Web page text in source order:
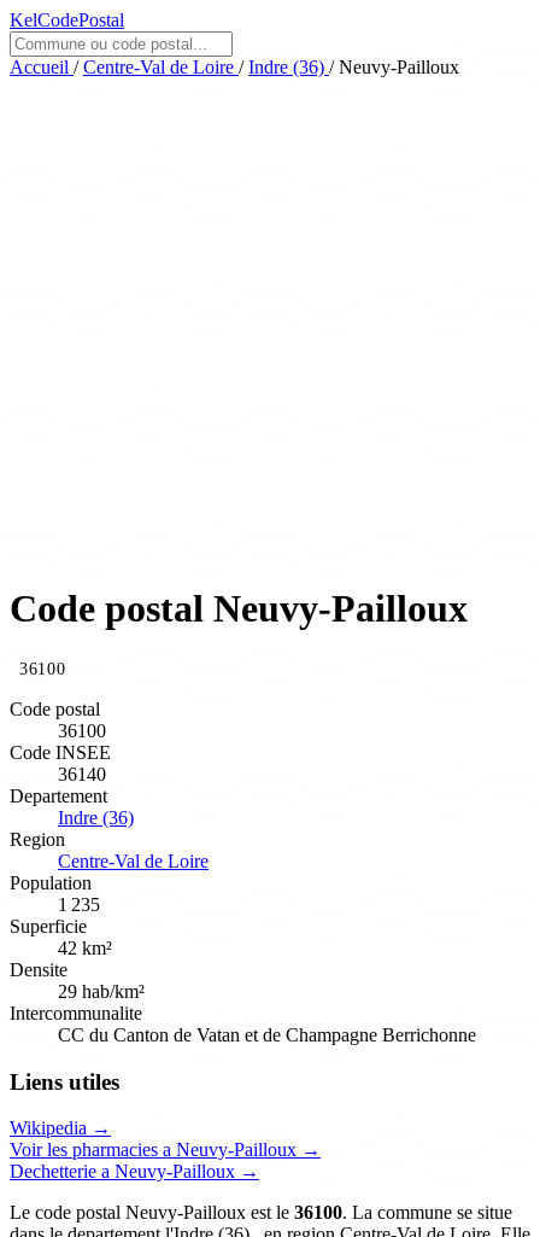
KelCodePostal
Accueil / Centre-Val de Loire / Indre (36) / Neuvy-Pailloux
Code postal Neuvy-Pailloux
36100
Code postal
36100
Code INSEE
36140
Departement
Indre (36)
Region
Centre-Val de Loire
Population
1 235
Superficie
42 km²
Densite
29 hab/km²
Intercommunalite
CC du Canton de Vatan et de Champagne Berrichonne
Liens utiles
Wikipedia →
Voir les pharmacies a Neuvy-Pailloux →
Dechetterie a Neuvy-Pailloux →
Le code postal Neuvy-Pailloux est le 36100. La commune se situe